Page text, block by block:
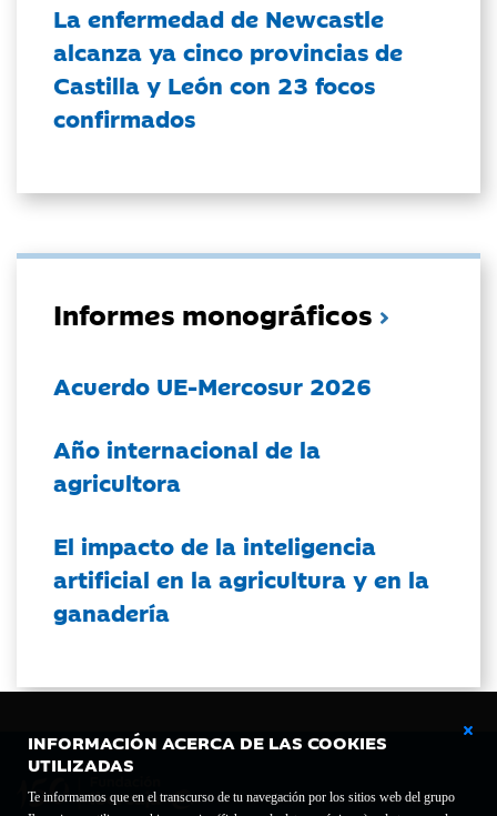
INFORMACIÓN ACERCA DE LAS COOKIES
UTILIZADAS
Te informamos que en el transcurso de tu navegación por los sitios web del grupo
La enfermedad de Newcastle
alcanza ya cinco provincias de
Castilla y León con 23 focos
confirmados
Informes monográficos
Acuerdo UE-Mercosur 2026
Año internacional de la
agricultora
El impacto de la inteligencia
artificial en la agricultura y en la
ganadería